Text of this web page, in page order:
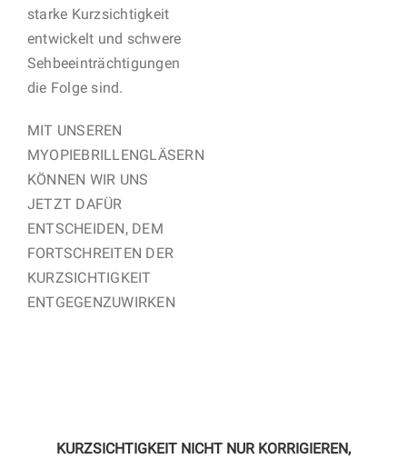
starke Kurzsichtigkeit
entwickelt und schwere
Sehbeeinträchtigungen
die Folge sind.
MIT UNSEREN
MYOPIEBRILLENGLÄSERN
KÖNNEN WIR UNS
JETZT DAFÜR
ENTSCHEIDEN, DEM
FORTSCHREITEN DER
KURZSICHTIGKEIT
ENTGEGENZUWIRKEN
KURZSICHTIGKEIT NICHT NUR KORRIGIEREN,